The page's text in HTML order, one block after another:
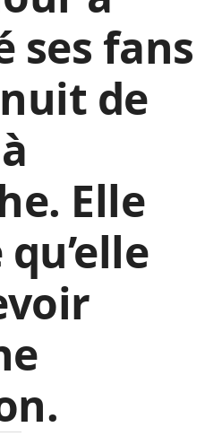
ses fans
de
Elle